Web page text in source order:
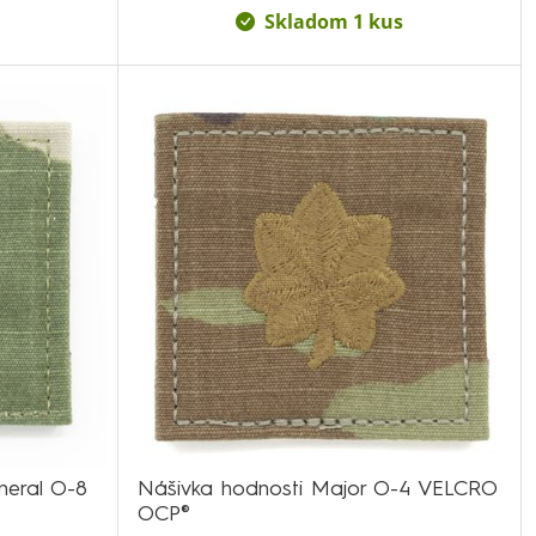
Skladom 1 kus
O-8
Nášivka hodnosti Major O-4 VELCRO
OCP®